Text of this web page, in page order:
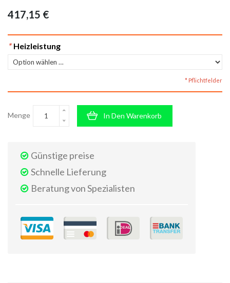
417,15 €
* Heizleistung
* Pflichtfelder
Menge In Den Warenkorb
Günstige preise
Schnelle Lieferung
Beratung von Spezialisten